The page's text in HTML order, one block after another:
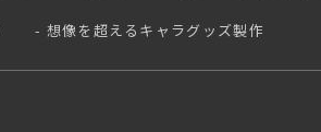
想像を超えるキャラグッズ製作